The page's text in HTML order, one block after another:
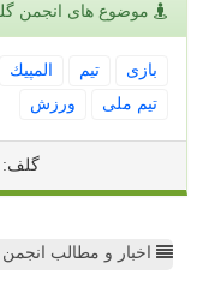
موضوع های انجمن
بازی تیم المپیك
تیم ملی
ورزش
گلف:
اخبار و مطالب